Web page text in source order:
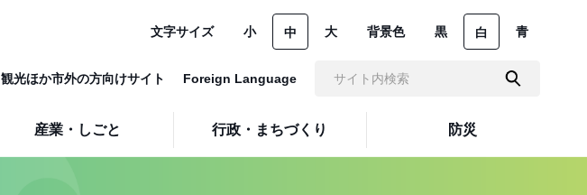
産業・しごと 行政・まちづくり 防災
文字サイズ 小 中 大 背景色 黒 白 青
観光ほか市外の方向けサイト Foreign Language